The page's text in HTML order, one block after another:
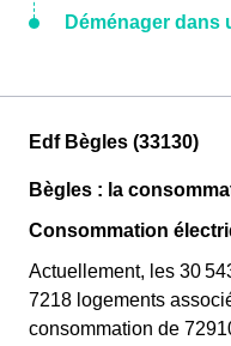
Déménager dans
Edf Bègles (33130)
Bègles : la
Consommation
Actuellement, les 30
7218 logements
consommation de